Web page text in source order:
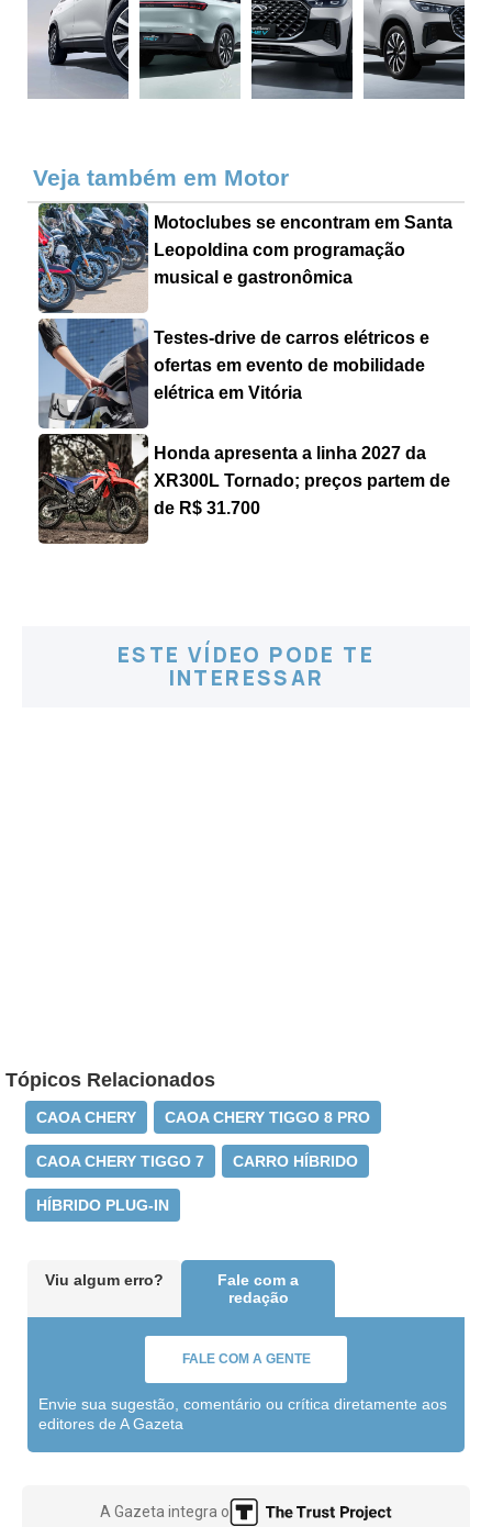
Veja também em Motor
Motoclubes se encontram em Santa
Leopoldina com programação
musical e gastronômica
Testes-drive de carros elétricos e
ofertas em evento de mobilidade
elétrica em Vitória
Honda apresenta a linha 2027 da
XR300L Tornado; preços partem de
de R$ 31.700
ESTE VÍDEO PODE TE
INTERESSAR
Tópicos Relacionados
CAOA CHERY CAOA CHERY TIGGO 8 PRO
CAOA CHERY TIGGO 7 CARRO HÍBRIDO
HÍBRIDO PLUG-IN
Viu algum erro?
Fale com a
redação
FALE COM A GENTE
Envie sua sugestão, comentário ou crítica diretamente aos
editores de A Gazeta
A Gazeta integra o